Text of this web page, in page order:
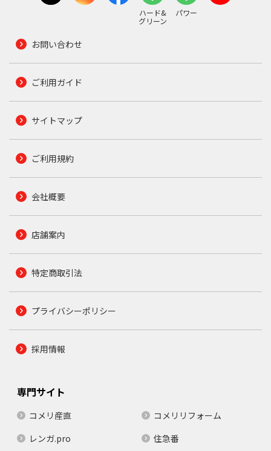
ハード&
グリーン
パワー
お問い合わせ
ご利用ガイド
サイトマップ
ご利用規約
会社概要
店舗案内
特定商取引法
プライバシーポリシー
採用情報
専門サイト
コメリ産直
コメリリフォーム
レンガ.pro
住急番